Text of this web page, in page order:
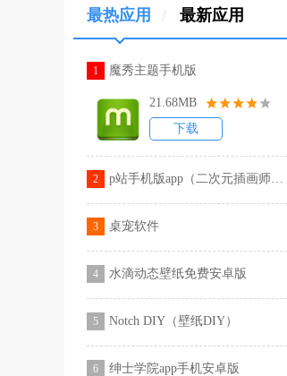
最热应用 / 最新应用
1 魔秀主题手机版
21.68MB
下载
2 p站手机版app（二次元插画师网站）
3 桌宠软件
4 水滴动态壁纸免费安卓版
5 Notch DIY（壁纸DIY）
6 绅士学院app手机安卓版